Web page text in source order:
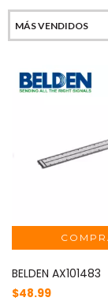
BELDEN AX101483
$48.99